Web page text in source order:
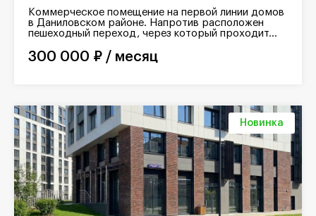
Коммерческое помещение на первой линии домов
в Даниловском районе. Напротив расположен
пешеходный переход, через который проходит...
300 000 ₽ / месяц
Новинка